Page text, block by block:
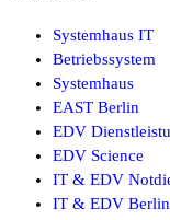
Systemhaus IT
Betriebssystem
Systemhaus
EAST Berlin
EDV
EDV Science
IT & EDV
IT & EDV Berlin